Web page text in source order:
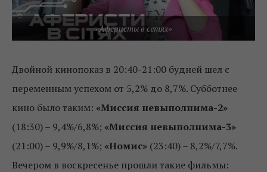
«Аферисты в сетях»
Двойной кинопоказ в 20:40-21:00 будней шел с
переменным успехом от 5,2% до 8,7%. Субботнее
кино было таким: «Миссия невыполнима-2»
(18:30) – 9,4%/6,8%; «Миссия невыполнима-3»
(21:00) – 9,9%/8,1%; «Номис» (23:40) – 8,2%/7,7%.
Вечером в воскресенье прошли такие фильмы: